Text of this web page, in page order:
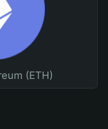
(ETH)